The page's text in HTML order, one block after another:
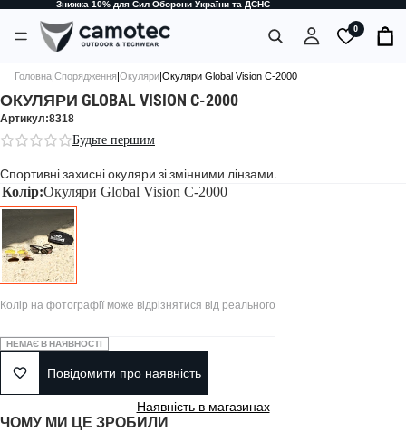
Знижка 10% для Сил Оборони України та ДСНС
0
Головна|Спорядження|Окуляри|Окуляри Global Vision C-2000
ОКУЛЯРИ GLOBAL VISION C-2000
Артикул:8318
Будьте першим
Спортивні захисні окуляри зі змінними лінзами.
Колір:Окуляри Global Vision C-2000
Колір на фотографії може відрізнятися від реального
НЕМАЄ В НАЯВНОСТІ
Повідомити про наявність
Наявність в магазинах
ЧОМУ МИ ЦЕ ЗРОБИЛИ